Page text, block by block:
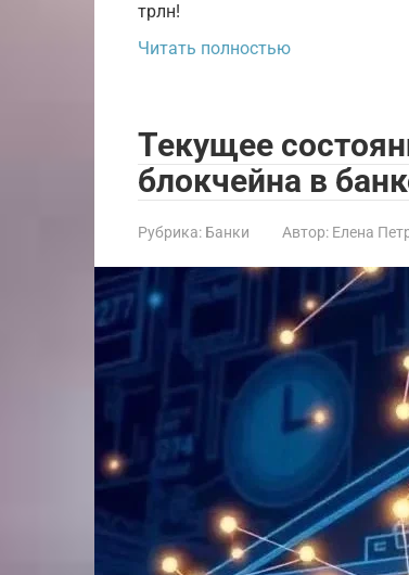
трлн!
Читать полностью
Текущее
блокчейна в
Рубрика: Банки Автор: Елена